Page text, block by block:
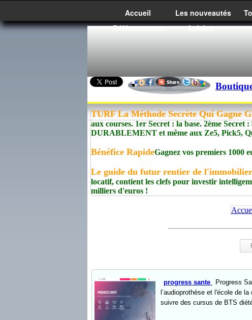
Accueil Les nouveautés
Référencement
Articles
TURF La Méthode Secrète Qui Gagne
aux courses. 1er Secret : la base. 2ème
DURABLEMENT et même aux Ze5, Pick5,
Bénéfice RapideGagnez vos premiers 1000
Le guide du futur rentier de l'immobilier
locatif, contient les clefs pour investir
milliers d'euros !
progress sante
Progress
l’audioprothèse et l'école de
suivre des cursus de BTS